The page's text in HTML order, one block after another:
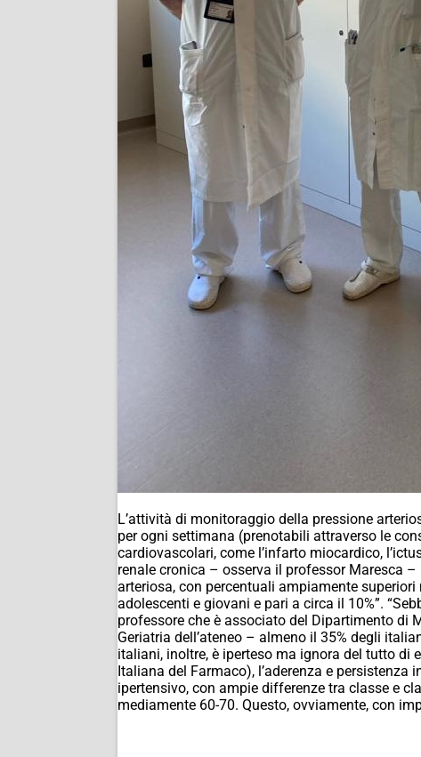
L’attività di monitoraggio della pressione
per ogni settimana (prenotabili attraverso le
cardiovascolari, come l’infarto miocardico,
renale cronica – osserva il professor Maresca
arteriosa, con percentuali ampiamente
adolescenti e giovani e pari a circa il 10%”.
professore che è associato del Dipartimento di
Geriatria dell’ateneo – almeno il 35% degli
italiani, inoltre, è iperteso ma ignora del tutto di
Italiana del Farmaco), l’aderenza e
ipertensivo, con ampie differenze tra classe e
mediamente 60-70. Questo, ovviamente, con